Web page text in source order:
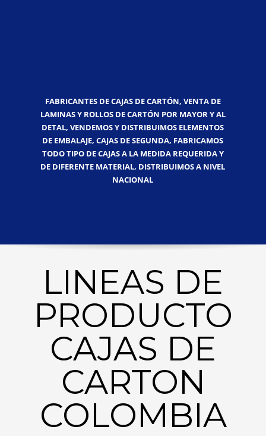
FABRICANTES DE CAJAS DE CARTÓN, VENTA DE
LAMINAS Y ROLLOS DE CARTÓN POR MAYOR Y AL
DETAL, VENDEMOS Y DISTRIBUIMOS ELEMENTOS
DE EMBALAJE, CAJAS DE SEGUNDA, FABRICAMOS
TODO TIPO DE CAJAS A LA MEDIDA REQUERIDA Y
DE DIFERENTE MATERIAL, DISTRIBUIMOS A NIVEL
NACIONAL
LINEAS DE
PRODUCTO
CAJAS DE
CARTON
COLOMBIA